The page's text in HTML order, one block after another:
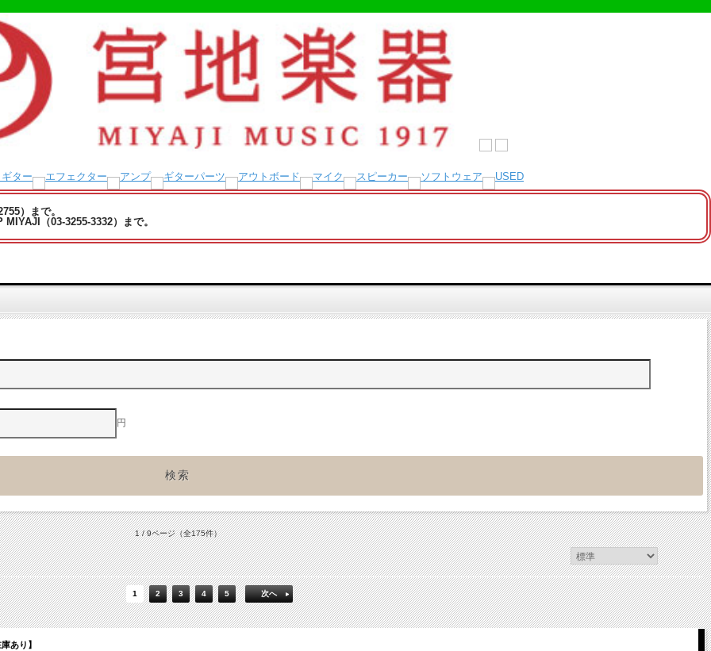
）まで。
（03-3255-3332）まで。
円
1 / 9ページ（全175件）
1 2 3 4 5 次へ
あり】